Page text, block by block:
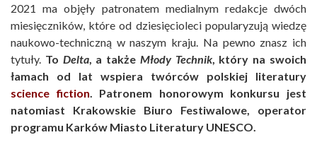
2021 ma objęły patronatem medialnym redakcje dwóch
miesięczników, które od dziesięcioleci popularyzują wiedzę
naukowo-techniczną w naszym kraju. Na pewno znasz ich
tytuły. To Delta, a także Młody Technik, który na swoich
łamach od lat wspiera twórców polskiej literatury
science fiction. Patronem honorowym konkursu jest
natomiast Krakowskie Biuro Festiwalowe, operator
programu Karków Miasto Literatury UNESCO.